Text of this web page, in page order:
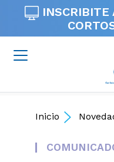
INSCRIBITE
Inicio